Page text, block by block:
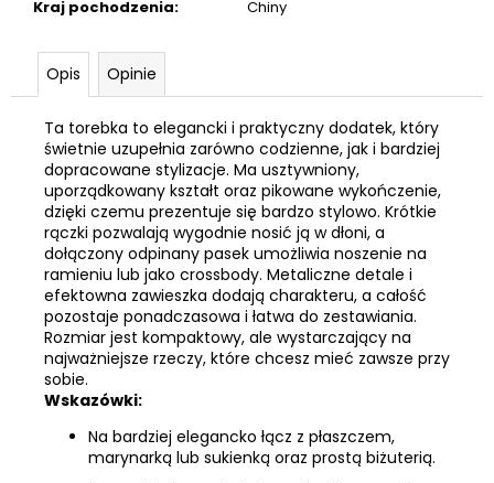
Kraj pochodzenia: Chiny
Opis Opinie
Ta torebka to elegancki i praktyczny dodatek, który
świetnie uzupełnia zarówno codzienne, jak i bardziej
dopracowane stylizacje. Ma usztywniony,
uporządkowany kształt oraz pikowane wykończenie,
dzięki czemu prezentuje się bardzo stylowo. Krótkie
rączki pozwalają wygodnie nosić ją w dłoni, a
dołączony odpinany pasek umożliwia noszenie na
ramieniu lub jako crossbody. Metaliczne detale i
efektowna zawieszka dodają charakteru, a całość
pozostaje ponadczasowa i łatwa do zestawiania.
Rozmiar jest kompaktowy, ale wystarczający na
najważniejsze rzeczy, które chcesz mieć zawsze przy
sobie.
Wskazówki:
Na bardziej elegancko łącz z płaszczem,
marynarką lub sukienką oraz prostą biżuterią.